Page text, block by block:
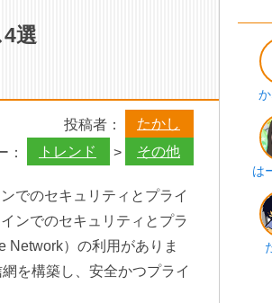
選
投稿者：
たかし
：
トレンド > その他
でのセキュリティとプライ
ンでのセキュリティとプラ
Network）の利用がありま
を構築し、安全かつプライ
は